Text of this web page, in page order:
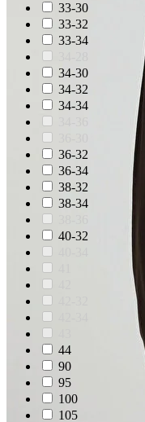
33-30
33-32
33-34
34-30
34-32
34-34
36-32
36-34
38-32
38-34
40-32
44
90
95
100
105